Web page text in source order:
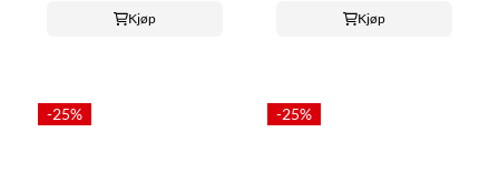
Kjøp Kjøp
-25% -25%